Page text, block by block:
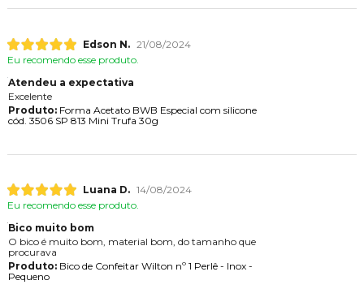
Edson N. 21/08/2024
Eu recomendo esse produto.
Atendeu a expectativa
Excelente
Produto:Forma Acetato BWB Especial com silicone
cód. 3506 SP 813 Mini Trufa 30g
Luana D. 14/08/2024
Eu recomendo esse produto.
Bico muito bom
O bico é muito bom, material bom, do tamanho que
procurava
Produto:Bico de Confeitar Wilton nº 1 Perlê - Inox -
Pequeno